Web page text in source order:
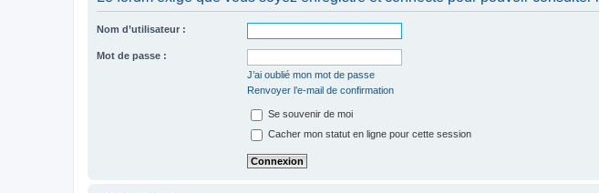
Nom d’utilisateur :
Mot de passe :
J’ai oublié mon mot de passe
Renvoyer l’e-mail de confirmation
Se souvenir de moi
Cacher mon statut en ligne pour cette session